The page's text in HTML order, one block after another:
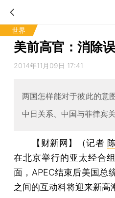
世界
美前高官：消除
2014年11月09日 17:41
两国怎样能对于彼此的意
中日关系、中国与菲律宾
【财新网】（记者
在北京举行的亚太经合
面，APEC结束后美国总
之间的互动料将迎来新高